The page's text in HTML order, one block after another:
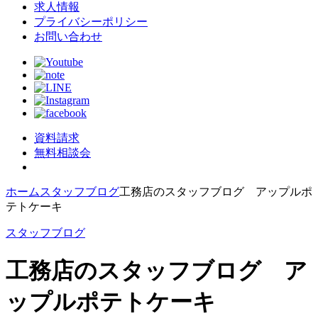
求人情報
プライバシーポリシー
お問い合わせ
資料請求
無料相談会
ホーム スタッフブログ工務店のスタッフブログ アップルポ
テトケーキ
スタッフブログ
工務店のスタッフブログ ア
ップルポテトケーキ